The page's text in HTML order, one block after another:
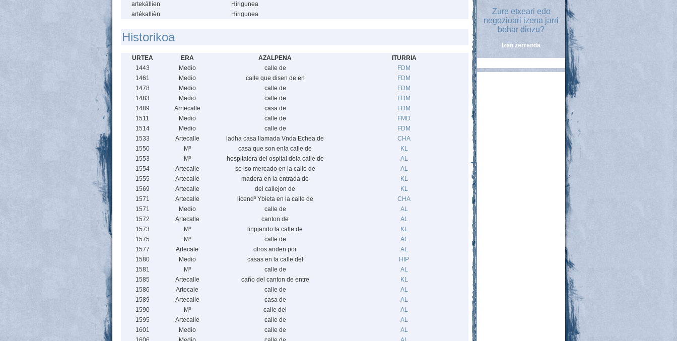
artekállien
Hirigunea
artékallièn
Hirigunea
Historikoa
URTEA ERA AZALPENA
ITURRIA
1443
Medio calle de
FDM
1461
Medio calle que disen de en
FDM
1478
Medio calle de
FDM
1483
Medio calle de
FDM
1489
Arrtecalle casa de
FDM
1511
Medio calle de
FMD
1514
Medio calle de
FDM
1533
Artecalle ladha casa llamada Vnda Echea de
CHA
1550
Mº casa que son enla calle de
KL
1553
Mº hospitalera del ospital dela calle de
AL
1554
Artecalle se iso mercado en la calle de
AL
1555
Artecalle madera en la entrada de
KL
1569
Artecalle del callejon de
KL
1571
Artecalle licendº Ybieta en la calle de
CHA
1571
Medio calle de
AL
1572
Artecalle canton de
AL
1573
Mº linpjando la calle de
KL
1575
Mº calle de
AL
1577
Artecale otros anden por
AL
1580
Medio casas en la calle del
HIP
1581
Mº calle de
AL
1585
Artecalle caño del canton de entre
KL
1586
Artecale calle de
AL
1589
Artecalle casa de
AL
1590
Mº calle del
AL
1595
Artecalle calle de
AL
1601
Medio calle de
AL
Zure etxeari edo
negozioari izena jarri
behar diozu?
Izen zerrenda